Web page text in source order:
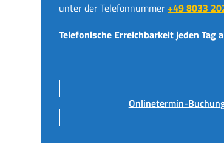
unter der Telefonnummer+49 8033
Telefonische Erreichbarkeit jeden Tag
Onlinetermin-